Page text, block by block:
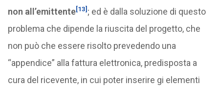
non all’emittente[13] ; ed è dalla soluzione di questo
problema che dipende la riuscita del progetto, che
non può che essere risolto prevedendo una
“appendice” alla fattura elettronica, predisposta a
cura del ricevente, in cui poter inserire gi elementi